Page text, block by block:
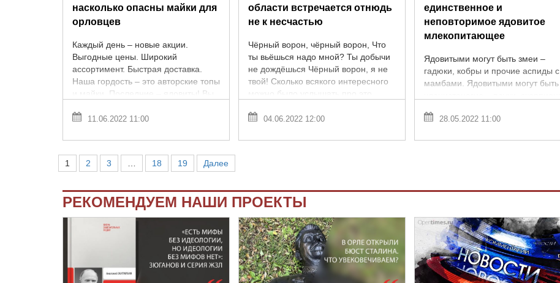
насколько опасны майки для
орловцев
Каждый день – новые акции.
Выгодные цены. Широкий
ассортимент. Быстрая доставка.
Наша гордость – это авторские топы
и майки. Последние – ядовиты! Вы
это ...11.06.2022 11:00
области встречается отнюдь
не к несчастью
Чёрный ворон, чёрный ворон, Что
ты вьёшься надо мной? Ты добычи
не дождёшься Чёрный ворон, я не
твой! Сколько всякого интересного
можно было услышать про это
04.06.2022 12:00
единственное и
неповторимое ядовитое
млекопитающее
Ядовитыми могут быть змеи –
гадюки, кобры и прочие аспиды с
мамбами. Ядовитыми могут быть
жуки-нарывники. Но ядовитое ...
28.05.2022 11:00
1 2 3 18 19 Далее
РЕКОМЕНДУЕМ НАШИ ПРОЕКТЫ